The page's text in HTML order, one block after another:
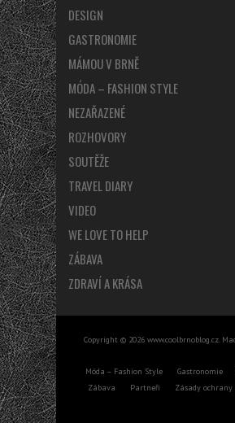
DESIGN
GASTRONOMIE
MÁMOU V BRNĚ
MÓDA – FASHION STYLE
NEZAŘAZENÉ
ROZHOVORY
SOUTĚŽE
TRAVEL DIARY
VIDEO
WE LOVE TO HELP
ZÁBAVA
ZDRAVÍ A KRÁSA
Copyright © 2026 www.coolbrnoblog.cz.
Móda – Fashion Style Gastronomie
Zábava
Partneři Zásady